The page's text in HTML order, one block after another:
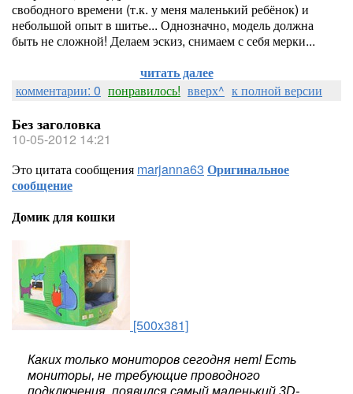
свободного времени (т.к. у меня маленький ребёнок) и
небольшой опыт в шитье... Однозначно, модель должна
быть не сложной! Делаем эскиз, снимаем с себя мерки...
читать далее
комментарии: 0 понравилось! вверх^ к полной версии
Без заголовка
10-05-2012 14:21
Это цитата сообщения marjanna63 Оригинальное
сообщение
Домик для кошки
[500x381]
Каких только мониторов сегодня нет! Есть
мониторы, не требующие проводного
подключения, появился самый маленький 3D-